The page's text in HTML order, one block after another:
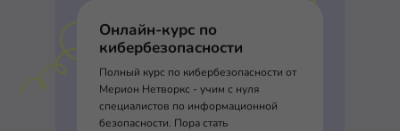
Онлайн-курс по
кибербезопасности
Полный курс по кибербезопасности от
Мерион Нетворкс - учим с нуля
специалистов по информационной
безопасности. Пора стать